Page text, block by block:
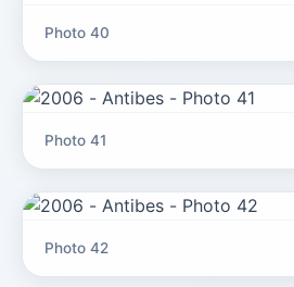
Photo 40
Photo 41
Photo 42